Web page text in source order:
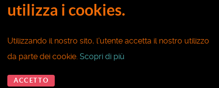
utilizza i cookies.
Utilizzando il nostro sito, l'utente accetta il nostro utilizzo
da parte dei cookie. Scopri di più
ACCETTO